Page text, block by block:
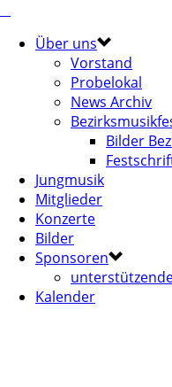
Über uns
Vorstand
Probelokal
News Archiv
Bilder
Jungmusik
Mitglieder
Konzerte
Bilder
Sponsoren
Kalender